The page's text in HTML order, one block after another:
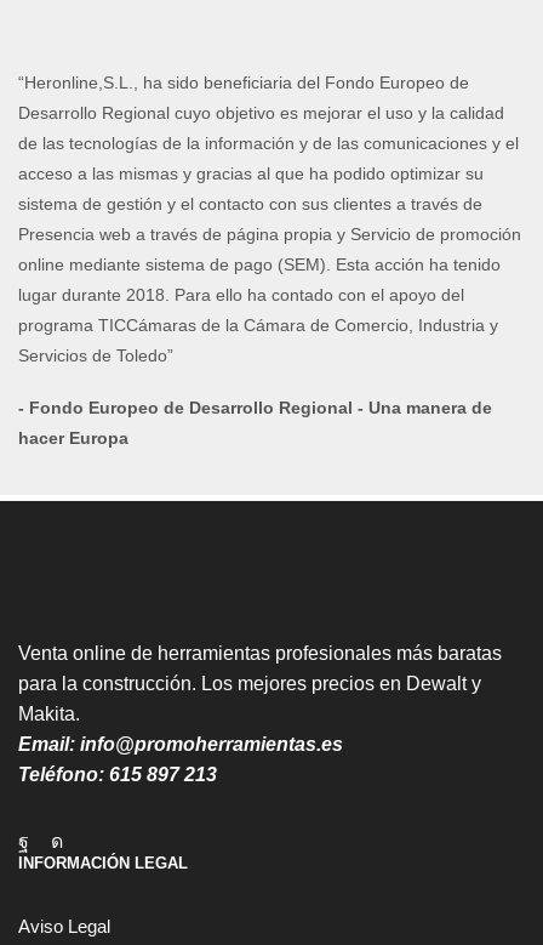
“Heronline,S.L., ha sido beneficiaria del Fondo Europeo de
Desarrollo Regional cuyo objetivo es mejorar el uso y la calidad
de las tecnologías de la información y de las comunicaciones y el
acceso a las mismas y gracias al que ha podido optimizar su
sistema de gestión y el contacto con sus clientes a través de
Presencia web a través de página propia y Servicio de promoción
online mediante sistema de pago (SEM). Esta acción ha tenido
lugar durante 2018. Para ello ha contado con el apoyo del
programa TICCámaras de la Cámara de Comercio, Industria y
Servicios de Toledo”
- Fondo Europeo de Desarrollo Regional - Una manera de
hacer Europa
Venta online de herramientas profesionales más baratas
para la construcción. Los mejores precios en Dewalt y
Makita.
Email: info@promoherramientas.es
Teléfono: 615 897 213
Facebook
Instagram
INFORMACIÓN LEGAL
Aviso Legal